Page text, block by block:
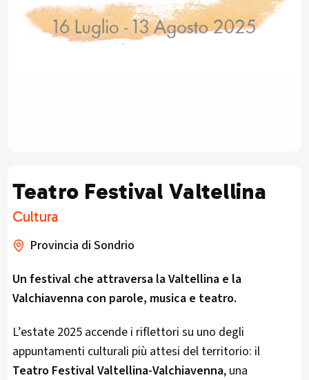
Teatro Festival Valtellina
Cultura
Provincia di Sondrio
Un festival che attraversa la Valtellina e la
Valchiavenna con parole, musica e teatro.
L’estate 2025 accende i riflettori su uno degli
appuntamenti culturali più attesi del territorio: il
Teatro Festival Valtellina-Valchiavenna, una